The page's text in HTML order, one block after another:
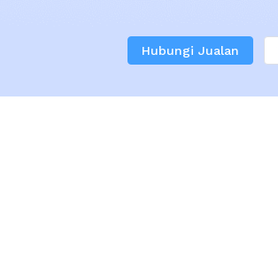
Hubungi Jualan